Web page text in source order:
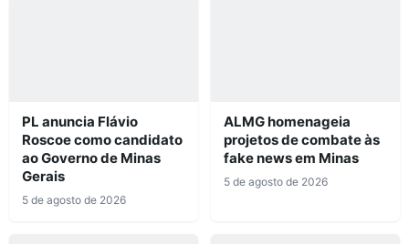
PL anuncia Flávio
Roscoe como candidato
ao Governo de Minas
Gerais
5 de agosto de 2026
ALMG homenageia
projetos de combate às
fake news em Minas
5 de agosto de 2026